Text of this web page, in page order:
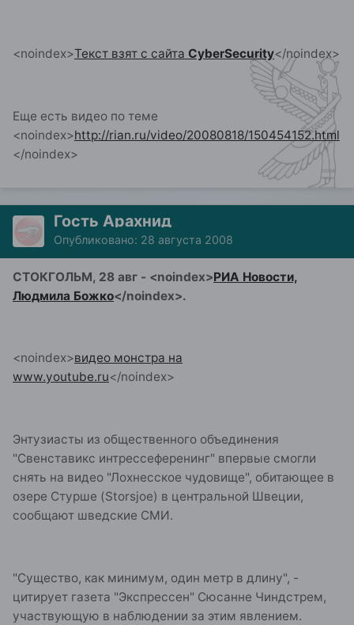
<noindex>Текст взят с сайта CyberSecurity</noindex>
Еще есть видео по теме
<noindex>http://rian.ru/video/20080818/150454152.html
</noindex>
Гость Арахнид
Опубликовано: 28 августа 2008
СТОКГОЛЬМ, 28 авг - <noindex>РИА Новости,
Людмила Божко</noindex>.
<noindex>видео монстра на
www.youtube.ru</noindex>
Энтузиасты из общественного объединения
"Свенставикс интрессеференинг" впервые смогли
снять на видео "Лохнесское чудовище", обитающее в
озере Стурше (Storsjoe) в центральной Швеции,
сообщают шведские СМИ.
"Существо, как минимум, один метр в длину", -
цитирует газета "Экспрессен" Сюсанне Чиндстрем,
участвующую в наблюдении за этим явлением.